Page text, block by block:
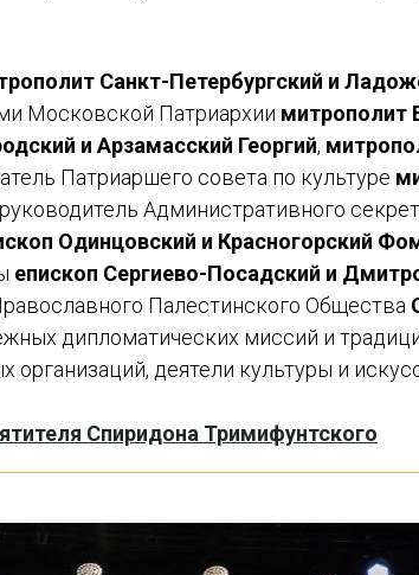
Санкт-Петербургский и
Московской Патриархии митрополит
и Арзамасский Георгий,
Патриаршего совета по культуре
Административного
Одинцовский и Красногорский
епископ Сергиево-Посадский и
Палестинского Общества
дипломатических миссий и
деятели культуры и
Спиридона Тримифунтского